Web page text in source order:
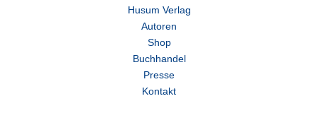
Husum Verlag
Autoren
Shop
Buchhandel
Presse
Kontakt